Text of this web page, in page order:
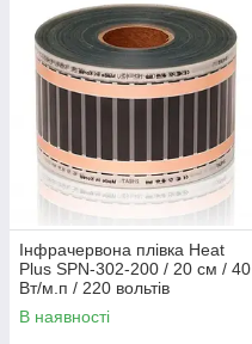
Інфрачервона плівка Heat
Plus SPN-302-200 / 20 см / 40
Вт/м.п / 220 вольтів
В наявності